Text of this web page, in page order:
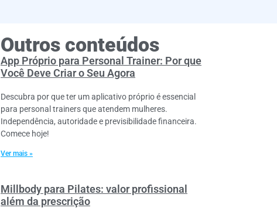
Outros conteúdos
App Próprio para Personal Trainer: Por que
Você Deve Criar o Seu Agora
Descubra por que ter um aplicativo próprio é essencial
para personal trainers que atendem mulheres.
Independência, autoridade e previsibilidade financeira.
Comece hoje!
Ver mais »
Millbody para Pilates: valor profissional
além da prescrição